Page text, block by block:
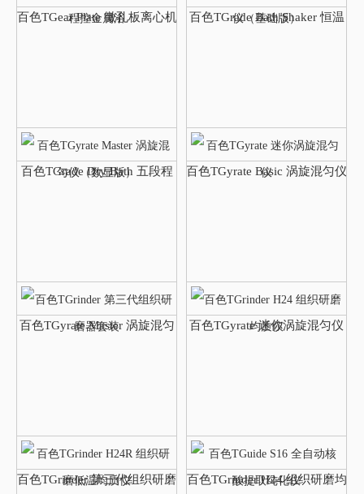
百色TGear Plate 微孔板离心机
百色TGrade Bath Shaker 恒温
百色TGrade Dry Bath 五段程
百色TGyrate Basic 涡旋混匀仪
百色TGyrate Master 涡旋混匀
百色TGyrate 迷你涡旋混匀仪
百色TGrinder 第三代组织研磨
百色TGrinder H24 组织研磨均